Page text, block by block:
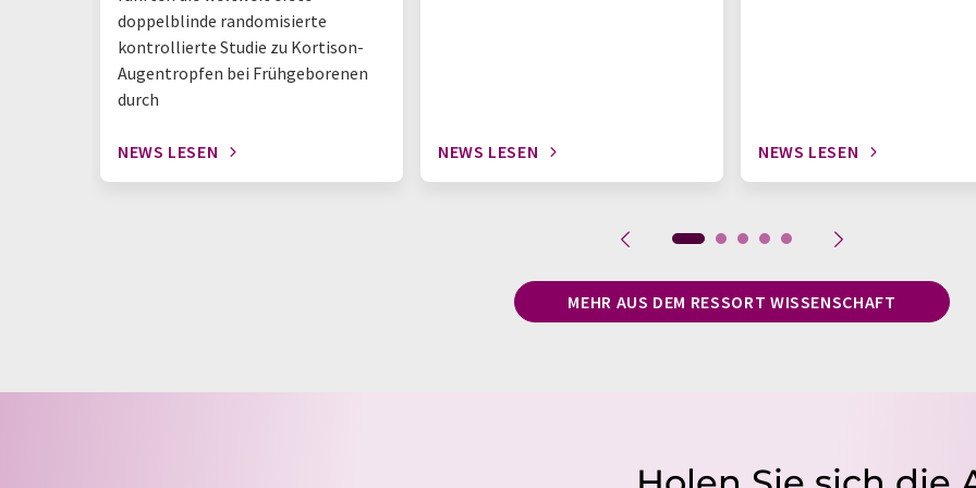
doppelblinde randomisierte
kontrollierte Studie zu Kortison-
Augentropfen bei Frühgeborenen
durch
NEWS LESEN NEWS LESEN NEWS LESEN
MEHR AUS DEM RESSORT WISSENSCHAFT